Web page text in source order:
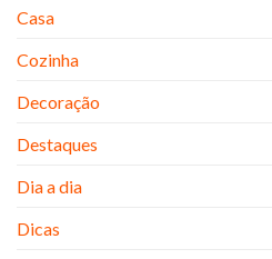
Casa
Cozinha
Decoração
Destaques
Dia a dia
Dicas